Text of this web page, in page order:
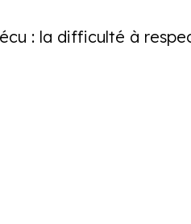
: la difficulté à